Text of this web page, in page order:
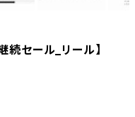
セール_リール】